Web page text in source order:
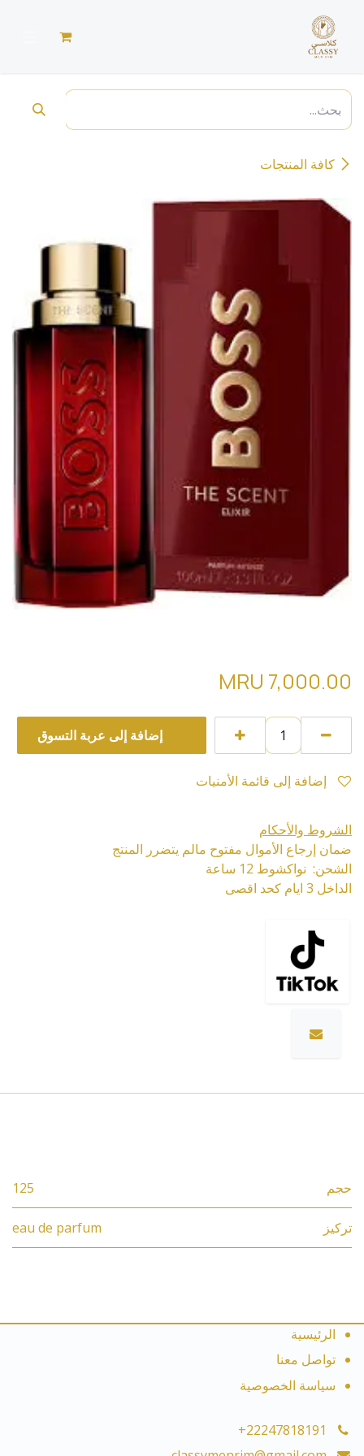
كافة المنتجات
7,000.00
إضافة إلى عربة التسوق
الشروط والأحكام
ضمان إرجاع الأموال مفتوح مالم يتضرر المنتج
الشحن: نواكشوط 12 ساعة
الداخل 3 ايام كحد اقصى
حجم 125
تركيز eau de parfum
الرئيسية
تواصل معنا
سياسة الخصوصية
+22247818191